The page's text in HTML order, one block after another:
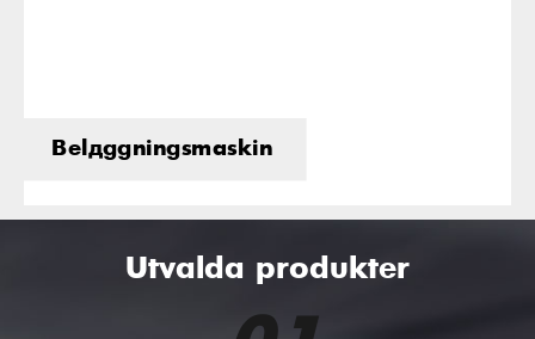
Beläggningsmaskin
Utvalda produkter